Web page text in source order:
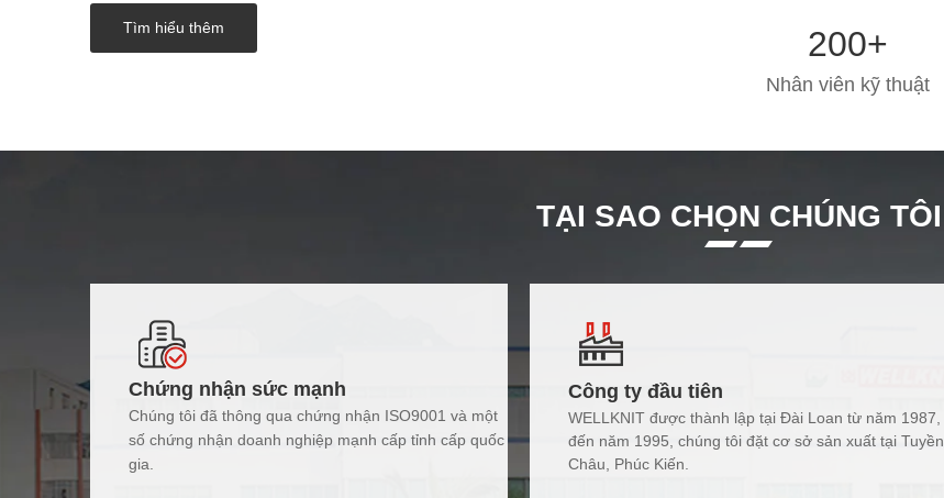
Tìm hiểu thêm 200+
Nhân viên kỹ thuật
TẠI SAO CHỌN CHÚNG TÔI
Chứng nhận sức mạnh
Chúng tôi đã thông qua chứng nhận ISO9001 và một
số chứng nhận doanh nghiệp mạnh cấp tỉnh cấp quốc
gia.
Công ty đầu tiên
WELLKNIT được thành lập tại Đài Loan từ năm 1987,
đến năm 1995, chúng tôi đặt cơ sở sản xuất tại Tuyền
Châu, Phúc Kiến.